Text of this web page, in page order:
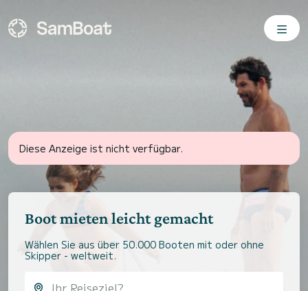
Diese Anzeige ist nicht verfügbar.
Boot mieten leicht gemacht
Wählen Sie aus über 50.000 Booten mit oder ohne
Skipper - weltweit.